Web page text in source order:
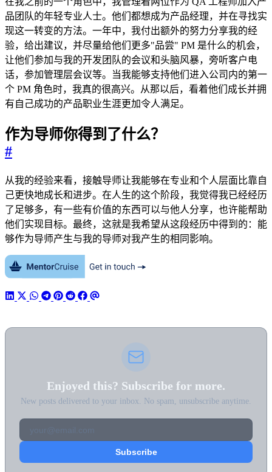
品团队的年轻专业人士。他们都想成为产品经理，并在寻找实
现这一转变的方法。一年中，我付出额外的努力分享我的经
验，给出建议，并尽量给他们更多"品尝" PM 是什么的机会，
让他们参加与我的开发团队的会议和头脑风暴，旁听客户电
话，参加管理层会议等。当我能够支持他们进入公司内的第一
个 PM 角色时，我真的很高兴。从那以后，看着他们成长并拥
有自己成功的产品职业生涯更加令人满足。
作为导师你得到了什么？
#
从我的经验来看，接触导师让我能够在专业和个人层面比靠自
己更快地成长和进步。在人生的这个阶段，我觉得我已经经历
了足够多，有一些有价值的东西可以与他人分享，也许能帮助
他们实现目标。最终，这就是我希望从这段经历中得到的：能
够作为导师产生与我的导师对我产生的相同影响。
Enjoyed this? Subscribe for more.
New posts delivered to your inbox. No spam, unsubscribe anytime.